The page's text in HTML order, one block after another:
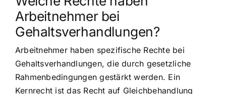
Arbeitnehmer bei
Gehaltsverhandlungen?
Arbeitnehmer haben spezifische Rechte bei
Gehaltsverhandlungen, die durch gesetzliche
Rahmenbedingungen gestärkt werden. Ein
Kernrecht ist das Recht auf Gleichbehandlung